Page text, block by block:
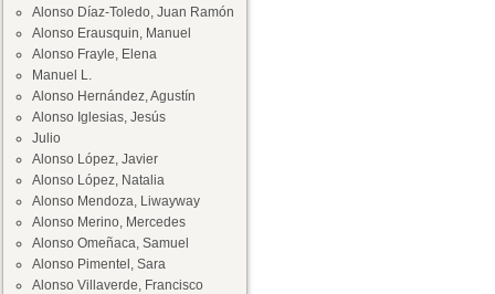
Alonso Díaz-Toledo, Juan Ramón
Alonso Erausquin, Manuel
Alonso Frayle, Elena
Manuel L.
Alonso Hernández, Agustín
Alonso Iglesias, Jesús
Julio
Alonso López, Javier
Alonso López, Natalia
Alonso Mendoza, Liwayway
Alonso Merino, Mercedes
Alonso Omeñaca, Samuel
Alonso Pimentel, Sara
Alonso Villaverde, Francisco